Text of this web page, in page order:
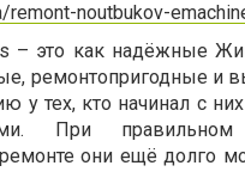
remont-noutbukov-
– это как надёжные
ремонтопригодные и
у тех, кто начинал с
При
они ещё долго